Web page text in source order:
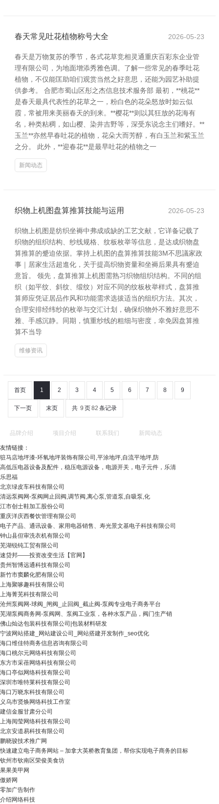
春天常见吐花植物称号大全 2026-05-23
春天是万物复苏的季节，各式花草竞相灵通重庆百彩东企业管
理有限公司，为地面增添秀雅色调。了解一些常见的春季吐花
植物，不仅能匡助咱们观赏当然之好意思，还能为园艺补助提
供参考。 合肥市蜀山区彤之杰信息技术服务部 最初，**桃花**
是春天最具代表性的花草之一，粉白色的花朵怒放时如云似
霞，常被用来美丽春天的到来。**樱花**则以其狂放的花海有
名，种类粘稠，如山樱、染井吉野等，深受东说念主们嗜好。**
玉兰**亦然早春吐花的植物，花朵大而芳醇，有白玉兰和紫玉兰
之分。 此外，**迎春花**是最早吐花的植物之一
新闻动态
织物上机图盘算推算技能与运用 2026-05-23
织物上机图是纺织坐褥中弗成或缺的工艺文献，它详备记载了
织物的组织结构、纱线规格、纹板枚举等信息，是达成织物盘
算推算的蹙迫依据。掌持上机图的盘算推算技能3M不思議家政
事｜居家生活超進化，关于提高织物资量和坐褥后果具有蹙迫
意旨。 领先，盘算推算上机图需熟习织物组织结构。不同的组
织（如平纹、斜纹、缎纹）对应不同的纹板枚举样式，盘算推
算师应凭证居品作风和功能需求选拔适当的组织方法。其次，
合理安排经纬纱的枚举与交汇计划，确保织物外不雅好意思不
雅、手感沉静。同期，慎重纱线的粗细与密度，幸免因盘算推
算不当导
维修资讯
首页 1 2 3 4 5 6 7 8 9
下一页 末页 共 9 页82 条记录
品牌介绍 项目介绍 联系我们 新闻动态
友情链接：
驻马店地坪漆-环氧地坪装饰有限公司,平涂地坪,自流平地坪,防
高低压电器设备及配件，稳压电源设备，电源开关，电子元件，乐清
乐思福
北京绿皮车科技有限公司
清远泵阀网-泵阀网止回阀,调节阀,离心泵,管道泵,自吸泵,化
江市创士鞋加工股份公司
重庆洋庆西餐饮管理有限公司
电子产品、通讯设备、家用电器销售、寿光景文基电子科技有限公司
钟山县但审洗衣机有限公司
芜湖锐钝工贸有限公司
速贷邦——投资改变生活【官网】
贵州智博远通科技有限公司
新竹市窦麟化肥有限公司
上海聚哆趣科技有限公司
上海菁芜科技有限公司
沧州泵阀网-球阀_闸阀_止回阀_截止阀-泵阀专业电子商务平台
芜湖泵阀商务网-泵阀网、泵阀工业泵，各种水泵产品，阀门生产销
佛山灿达包装科技有限公司|包装材料研发
宁波网站搭建_网站建设公司_网站搭建开发制作_seo优化
海口维佳特商务信息咨询有限公司
海口桃尔元网络科技有限公司
东方市采蓓网络科技有限公司
海口亭似网络科技有限公司
深圳市唯特莱科技有限公司
海口万晓东科技有限公司
义乌市贤焕网络科技工作室
建信金服甘肃分公司
上海阅莹网络科技有限公司
北京安道易科技有限公司
鹏晓骏技术推广网
快速建立电子商务网站 – 加拿大英桥教育集团，帮你实现电子商务的目标
钦州市钦南区荣俊美食坊
果果美甲网
傲娇网
零加广告制作
介绍网络科技